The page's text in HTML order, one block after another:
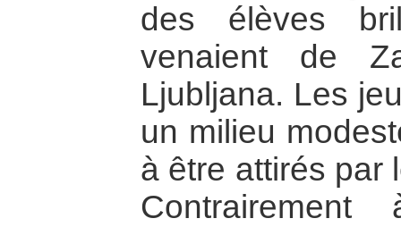
des élèves
venaient de
Ljubljana. Les
un milieu
à être attirés par